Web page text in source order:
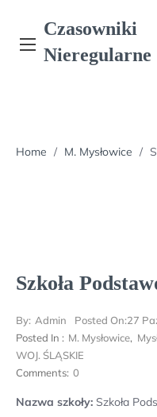
content
Czasowniki
Nieregularne
Home / M. Mysłowice /
Szkoła
By: Admin Posted On:27
Posted In : M. Mysłowice,
WOJ. ŚLĄSKIE
Comments: 0
Nazwa szkoły: Szkoła